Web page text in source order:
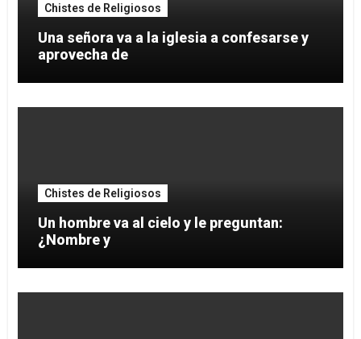
Chistes de Religiosos
Una señora va a la iglesia a confesarse y
aprovecha de
Chistes de Religiosos
Un hombre va al cielo y le preguntan:
¿Nombre y